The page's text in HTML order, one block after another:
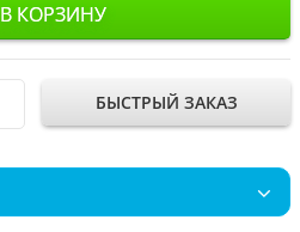
В КОРЗИНУ
БЫСТРЫЙ ЗАКАЗ